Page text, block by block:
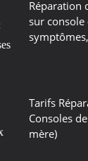
Réparation
sur console
Tarifs
Consoles
mère)